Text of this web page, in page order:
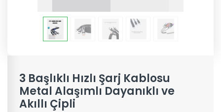
3 Başlıklı Hızlı Şarj Kablosu
Metal Alaşımlı Dayanıklı ve
Akıllı Çipli